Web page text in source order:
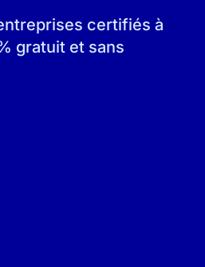
certifiés à
gratuit et sans